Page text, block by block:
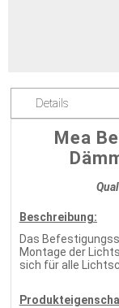
Details
Mea
Beschreibung:
Das
Montage der
sich für alle